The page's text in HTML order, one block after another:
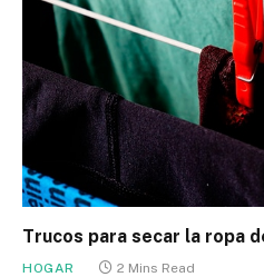
Trucos para secar la ropa
HOGAR 2 Mins Read